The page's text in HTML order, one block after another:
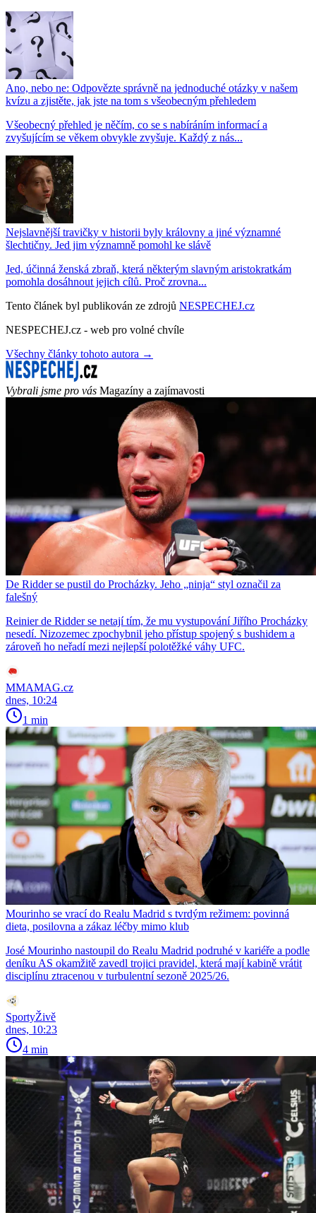
Ano, nebo ne: Odpovězte správně na jednoduché otázky v našem
kvízu a zjistěte, jak jste na tom s všeobecným přehledem
Všeobecný přehled je něčím, co se s nabíráním informací a
zvyšujícím se věkem obvykle zvyšuje. Každý z nás...
Nejslavnější travičky v historii byly královny a jiné významné
šlechtičny. Jed jim významně pomohl ke slávě
Jed, účinná ženská zbraň, která některým slavným aristokratkám
pomohla dosáhnout jejich cílů. Proč zrovna...
Tento článek byl publikován ze zdrojů NESPECHEJ.cz
NESPECHEJ.cz - web pro volné chvíle
Všechny články tohoto autora →
Vybrali jsme pro vás Magazíny a zajímavosti
De Ridder se pustil do Procházky. Jeho „ninja“ styl označil za
falešný
Reinier de Ridder se netají tím, že mu vystupování Jiřího Procházky
nesedí. Nizozemec zpochybnil jeho přístup spojený s bushidem a
zároveň ho neřadí mezi nejlepší polotěžké váhy UFC.
MMAMAG.cz
dnes, 10:24
1 min
Mourinho se vrací do Realu Madrid s tvrdým režimem: povinná
dieta, posilovna a zákaz léčby mimo klub
José Mourinho nastoupil do Realu Madrid podruhé v kariéře a podle
deníku AS okamžitě zavedl trojici pravidel, která mají kabině vrátit
disciplínu ztracenou v turbulentní sezoně 2025/26.
SportyŽivě
dnes, 10:23
4 min